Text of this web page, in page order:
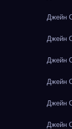
Джейн
Джейн
Джейн
Джейн
Джейн
Джейн